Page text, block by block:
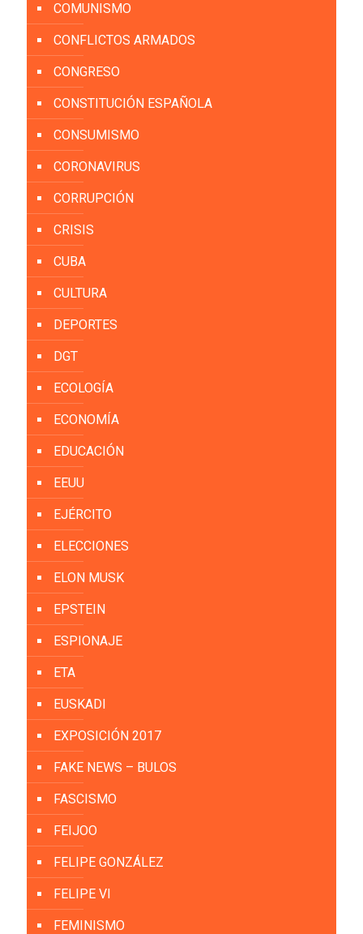
COMUNISMO
CONFLICTOS ARMADOS
CONGRESO
CONSTITUCIÓN ESPAÑOLA
CONSUMISMO
CORONAVIRUS
CORRUPCIÓN
CRISIS
CUBA
CULTURA
DEPORTES
DGT
ECOLOGÍA
ECONOMÍA
EDUCACIÓN
EEUU
EJÉRCITO
ELECCIONES
ELON MUSK
EPSTEIN
ESPIONAJE
ETA
EUSKADI
EXPOSICIÓN 2017
FAKE NEWS – BULOS
FASCISMO
FEIJOO
FELIPE GONZÁLEZ
FELIPE VI
FEMINISMO